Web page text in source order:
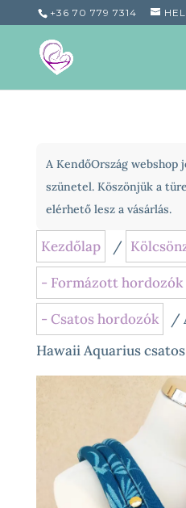
+36 70 779 7314
A KendőOrszág webshop
szünetel. Köszönjük a
elérhető lesz a vásárlás.
Kezdőlap /
- Formázott hordozók
- Csatos hordozók
/
Hawaii Aquarius